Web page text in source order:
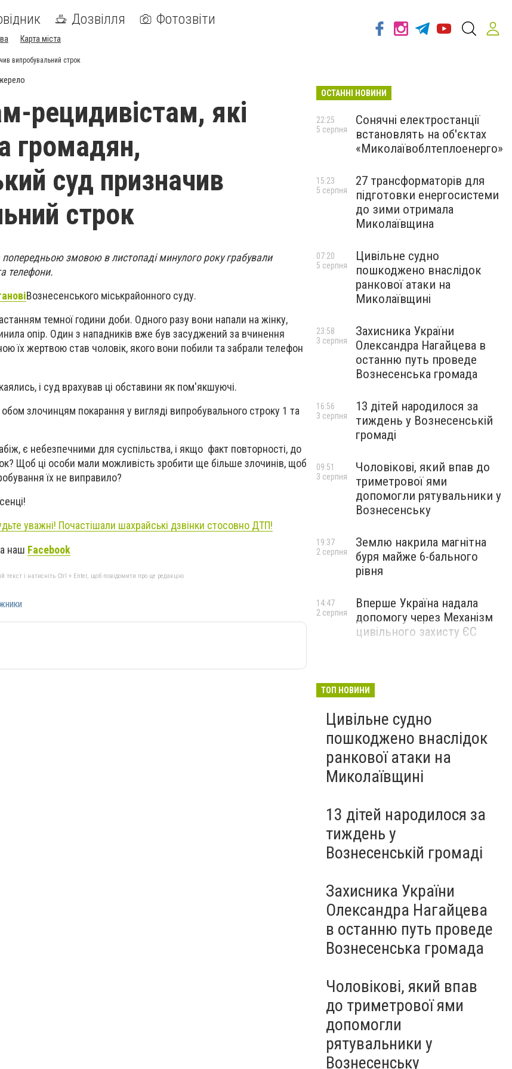
Дозвілля Фотозвіти
Карта міста
випробувальний строк
рецидивістам, які
громадян,
суд призначив
строк
змовою в листопаді минулого року грабували
телефони.
Вознесенського міськрайонного суду.
темної години доби. Одного разу вони напали на жінку,
опір. Один з нападників вже був засуджений за вчинення
їх жертвою став чоловік, якого вони побили та забрали телефон
і суд врахував ці обставини як пом'якшуючі.
злочинцям покарання у вигляді випробувального строку 1 та
є небезпечними для суспільства, і якщо факт повторності, до
Щоб ці особи мали можливість зробити ще більше злочинів, щоб
їх не виправило?
уважні! Почастішали шахрайські дзвінки стосовно ДТП!
наш Facebook
текст і натисніть Ctrl + Enter, щоб повідомити про це редакцію
ОСТАННІ НОВИНИ
Сонячні електростанції
встановлять на об'єктах
«Миколаївоблтеплоенерго»
22:25
5 серпня
27 трансформаторів для
підготовки енергосистеми
до зими отримала
Миколаївщина
15:23
5 серпня
Цивільне судно
пошкоджено внаслідок
ранкової атаки на
Миколаївщині
07:20
5 серпня
Захисника України
Олександра Нагайцева в
останню путь проведе
Вознесенська громада
23:58
3 серпня
13 дітей народилося за
тиждень у Вознесенській
громаді
16:56
3 серпня
Чоловікові, який впав до
триметрової ями
допомогли рятувальники у
Вознесенську
09:51
3 серпня
Землю накрила магнітна
буря майже 6-бального
рівня
19:37
2 серпня
Вперше Україна надала
допомогу через Механізм
цивільного захисту ЄС
14:47
2 серпня
ТОП НОВИНИ
Цивільне судно
пошкоджено внаслідок
ранкової атаки на
Миколаївщині
13 дітей народилося за
тиждень у
Вознесенській громаді
Захисника України
Олександра Нагайцева
в останню путь проведе
Вознесенська громада
Чоловікові, який впав
до триметрової ями
допомогли
рятувальники у
Вознесенську